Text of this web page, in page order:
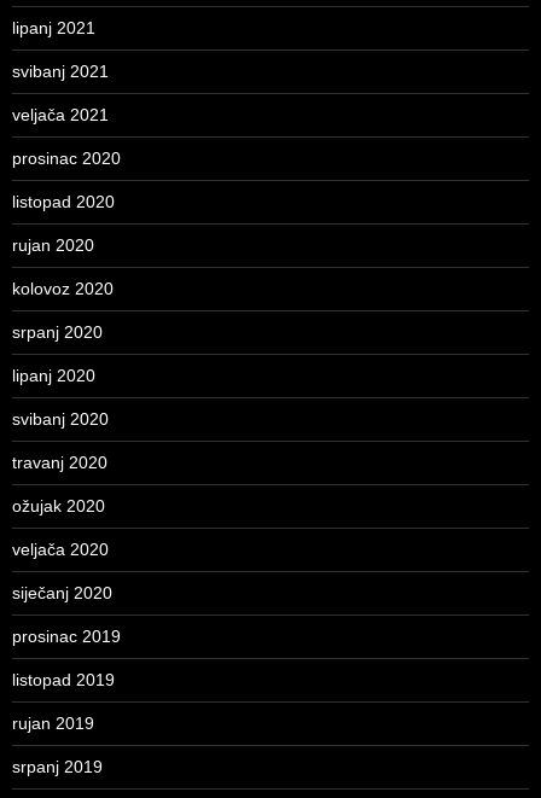
lipanj 2021
svibanj 2021
veljača 2021
prosinac 2020
listopad 2020
rujan 2020
kolovoz 2020
srpanj 2020
lipanj 2020
svibanj 2020
travanj 2020
ožujak 2020
veljača 2020
siječanj 2020
prosinac 2019
listopad 2019
rujan 2019
srpanj 2019